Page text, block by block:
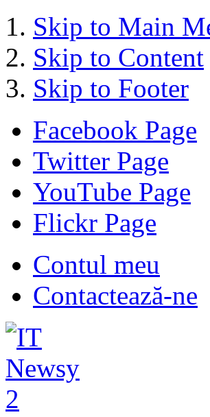
Skip to Main
Skip to Content
Skip to Footer
Facebook Page
Twitter Page
YouTube Page
Flickr Page
Contul meu
Contactează-ne